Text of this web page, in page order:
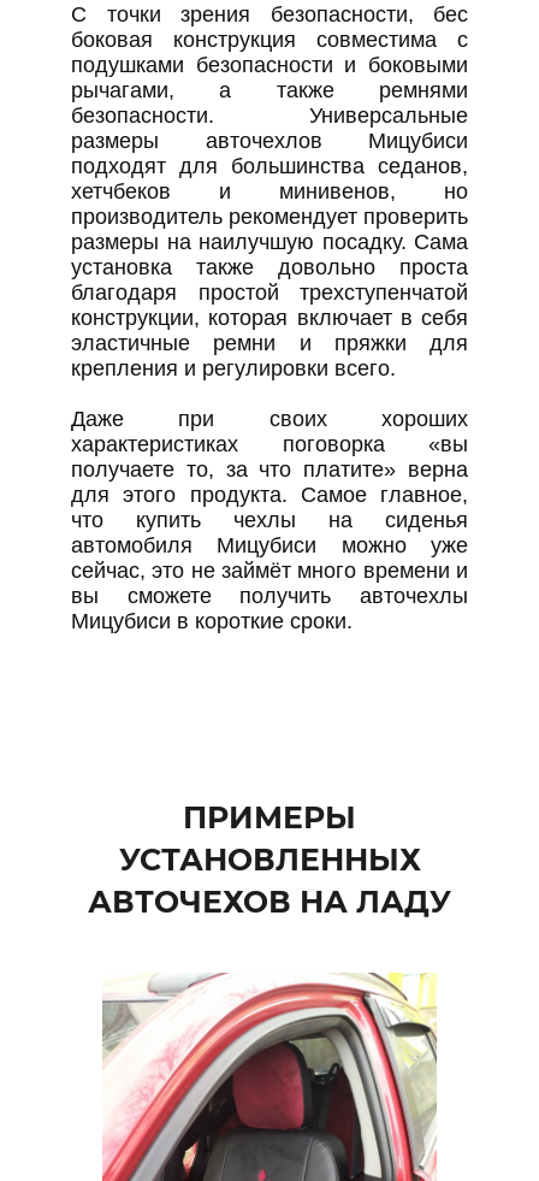
С точки зрения безопасности, бес
боковая конструкция совместима с
подушками безопасности и боковыми
рычагами, а также ремнями
безопасности. Универсальные
размеры авточехлов Мицубиси
подходят для большинства седанов,
хетчбеков и минивенов, но
производитель рекомендует проверить
размеры на наилучшую посадку. Сама
установка также довольно проста
благодаря простой трехступенчатой
конструкции, которая включает в себя
эластичные ремни и пряжки для
крепления и регулировки всего.
Даже при своих хороших
характеристиках поговорка «вы
получаете то, за что платите» верна
для этого продукта. Самое главное,
что купить чехлы на сиденья
автомобиля Мицубиси можно уже
сейчас, это не займёт много времени и
вы сможете получить авточехлы
Мицубиси в короткие сроки.
ПРИМЕРЫ
УСТАНОВЛЕННЫХ
АВТОЧЕХОВ НА ЛАДУ